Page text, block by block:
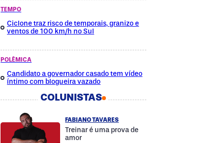
TEMPO
Ciclone traz risco de temporais, granizo e
ventos de 100 km/h no Sul
POLÊMICA
Candidato a governador casado tem vídeo
íntimo com blogueira vazado
COLUNISTAS
FABIANO TAVARES
Treinar é uma prova de
amor